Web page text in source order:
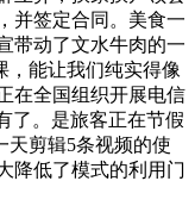
并签定合同。美食一
带动了文水牛肉的一
，能让我们纯实得像
在全国组织开展电信
了。是旅客正在节假
天剪辑5条视频的使
降低了模式的利用门